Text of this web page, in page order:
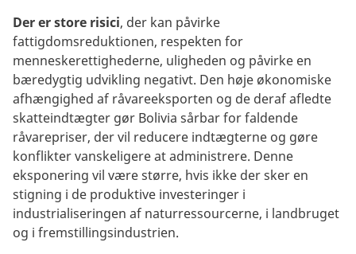
Der er store risici, der kan påvirke
fattigdomsreduktionen, respekten for
menneskerettighederne, uligheden og påvirke en
bæredygtig udvikling negativt. Den høje økonomiske
afhængighed af råvareeksporten og de deraf afledte
skatteindtægter gør Bolivia sårbar for faldende
råvarepriser, der vil reducere indtægterne og gøre
konflikter vanskeligere at administrere. Denne
eksponering vil være større, hvis ikke der sker en
stigning i de produktive investeringer i
industrialiseringen af naturressourcerne, i landbruget
og i fremstillingsindustrien.